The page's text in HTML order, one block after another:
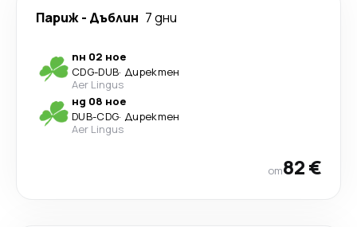
Париж- Дъблин 7 дни
пн 02 ное
CDG-DUB· Директен
Aer Lingus
нд 08 ное
DUB-CDG· Директен
Aer Lingus
от82 €